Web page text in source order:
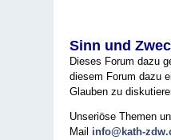
Sinn und
Dieses Forum dazu
diesem Forum dazu
Glauben zu
Unseriöse Themen
Mail info@kath-